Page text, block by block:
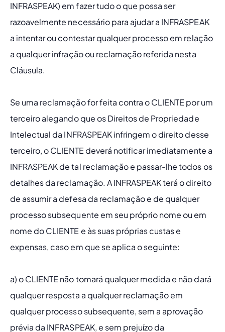
INFRASPEAK) em fazer tudo o que possa ser
razoavelmente necessário para ajudar a INFRASPEAK
a intentar ou contestar qualquer processo em relação
a qualquer infração ou reclamação referida nesta
Cláusula.
Se uma reclamação for feita contra o CLIENTE por um
terceiro alegando que os Direitos de Propriedade
Intelectual da INFRASPEAK infringem o direito desse
terceiro, o CLIENTE deverá notificar imediatamente a
INFRASPEAK de tal reclamação e passar-lhe todos os
detalhes da reclamação. A INFRASPEAK terá o direito
de assumir a defesa da reclamação e de qualquer
processo subsequente em seu próprio nome ou em
nome do CLIENTE e às suas próprias custas e
expensas, caso em que se aplica o seguinte:
a) o CLIENTE não tomará qualquer medida e não dará
qualquer resposta a qualquer reclamação em
qualquer processo subsequente, sem a aprovação
prévia da INFRASPEAK, e sem prejuízo da